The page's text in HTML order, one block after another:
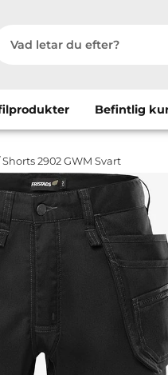
Befintlig
Shorts 2902 GWM Svart